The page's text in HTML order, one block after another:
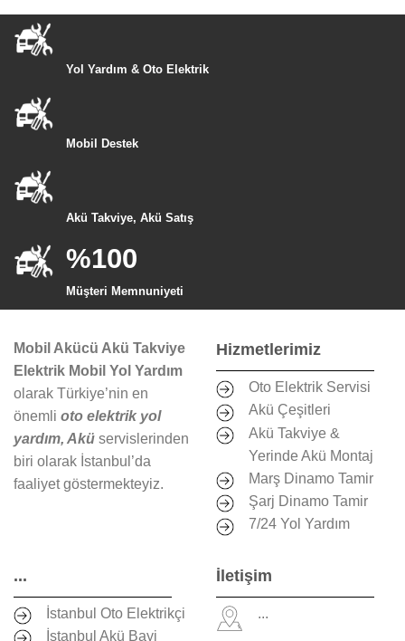
Yol Yardım & Oto Elektrik
Mobil Destek
Akü Takviye, Akü Satış
%100
Müşteri Memnuniyeti
Mobil Akücü Akü Takviye
Elektrik Mobil Yol Yardım
olarak Türkiye’nin en
önemli oto elektrik yol
yardım, Akü servislerinden
biri olarak İstanbul’da
faaliyet göstermekteyiz.
Hizmetlerimiz
Oto Elektrik Servisi
Akü Çeşitleri
Akü Takviye &
Yerinde Akü Montaj
Marş Dinamo Tamir
Şarj Dinamo Tamir
7/24 Yol Yardım
...
İstanbul Oto Elektrikçi
İstanbul Akü Bayi
İletişim
...